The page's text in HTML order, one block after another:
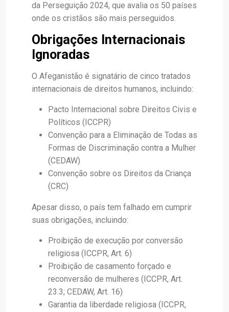
da Perseguição 2024, que avalia os 50 países
onde os cristãos são mais perseguidos.
Obrigações Internacionais
Ignoradas
O Afeganistão é signatário de cinco tratados
internacionais de direitos humanos, incluindo:
Pacto Internacional sobre Direitos Civis e
Políticos (ICCPR)
Convenção para a Eliminação de Todas as
Formas de Discriminação contra a Mulher
(CEDAW)
Convenção sobre os Direitos da Criança
(CRC)
Apesar disso, o país tem falhado em cumprir
suas obrigações, incluindo:
Proibição de execução por conversão
religiosa (ICCPR, Art. 6)
Proibição de casamento forçado e
reconversão de mulheres (ICCPR, Art.
23.3; CEDAW, Art. 16)
Garantia da liberdade religiosa (ICCPR,